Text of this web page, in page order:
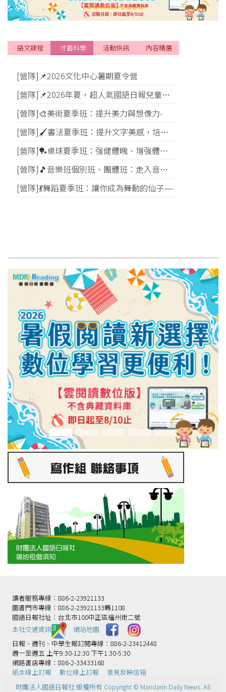
[營隊]📌2026文化中心暑期夏令營
[營隊]📌2026年夏，超人氣國語日報兒童商學院搶先報！
[營隊]🎨美術夏季班：提升美力與想像力-
[營隊]🖌️書法夏季班：提升文字美感，培養專注力—
[營隊]️🏓桌球夏季班：強健體魄、增強體能---
[營隊]🎵️音樂班個別班、團體班：走入音樂世界-
[營隊]💃舞蹈夏季班：讓你成為舞動的仙子—-
語文課程 才藝科學 活動快訊 內容精選
讀者服務專線：886-2-23921133
圖書門市專線：886-2-23921133轉1108
國語日報社址：台北市100中正區福州街二號
本社交通資訊️
網站地圖
日報、週刊、中學生報訂閱專線：886-2-23412448
週一至週五 上午9:30-12:30 下午1:30-5:30
網路書店專線：886-2-33433168
紙本線上訂報
數位線上訂報
意見反映信箱
財團法人國語日報社 版權所有 Copyright © Mandarin Daily News. All